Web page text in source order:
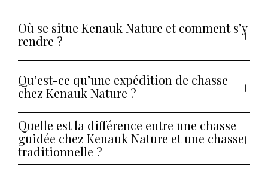
Où se situe Kenauk Nature et comment s’y
rendre ?
Qu’est-ce qu’une expédition de chasse
chez Kenauk Nature ?
Quelle est la différence entre une chasse
guidée chez Kenauk Nature et une chasse
traditionnelle ?